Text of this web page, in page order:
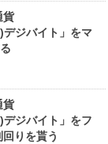
貨
デジバイト」をマ
貨
デジバイト」をフ
りを貰う